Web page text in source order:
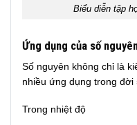
Biểu diễn tập
Ứng dụng của số
Số nguyên không chỉ là
nhiều ứng dụng trong đời
Trong nhiệt độ